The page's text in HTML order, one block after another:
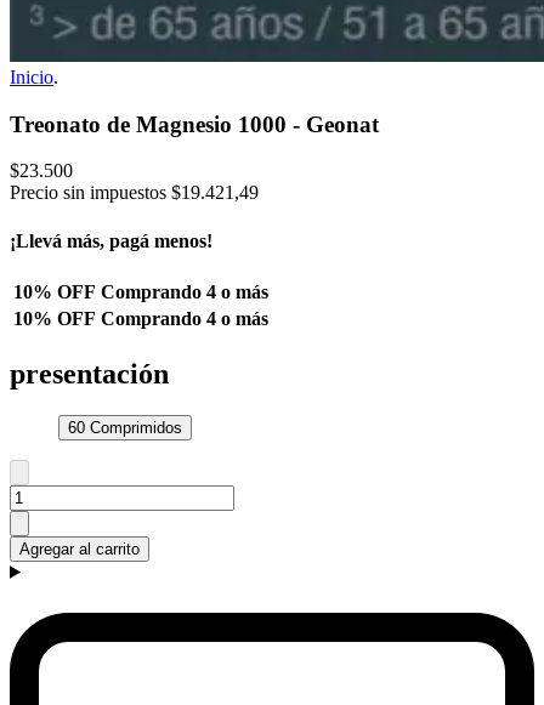
Inicio.
Treonato de Magnesio 1000 - Geonat
$23.500
Precio sin impuestos $19.421,49
¡Llevá más, pagá menos!
10% OFF Comprando 4 o más
10% OFF Comprando 4 o más
presentación
60 Comprimidos
Agregar al carrito